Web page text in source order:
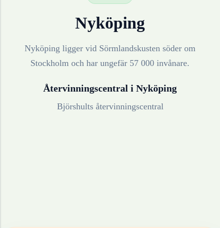
Nyköping
Nyköping ligger vid Sörmlandskusten söder om
Stockholm och har ungefär 57 000 invånare.
Återvinningscentral i Nyköping
Björshults återvinningscentral